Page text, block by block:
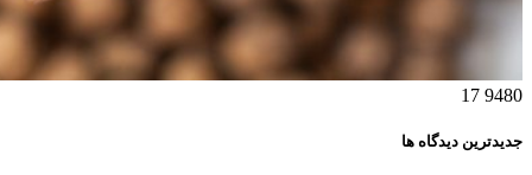
9480
17
جدیدترین دیدگاه ها